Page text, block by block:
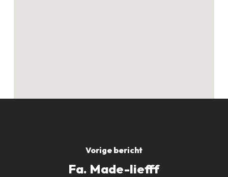
Vorige bericht
Fa. Made-liefff